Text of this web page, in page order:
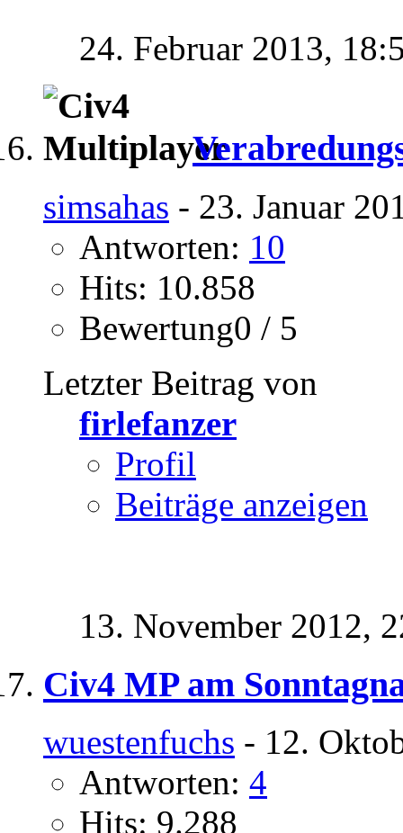
24. Februar 2013,
simsahas - 23. Januar
Antworten: 10
Hits: 10.858
Bewertung0 / 5
Letzter Beitrag von
firlefanzer
Profil
Beiträge anzeigen
13. November 2012,
Civ4 MP am
wuestenfuchs - 12.
Antworten: 4
Hits: 9.288